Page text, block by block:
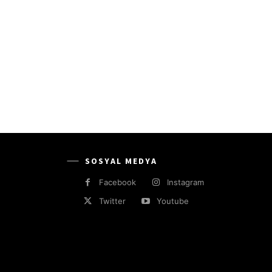
SOSYAL MEDYA
Facebook
Instagram
Twitter
Youtube